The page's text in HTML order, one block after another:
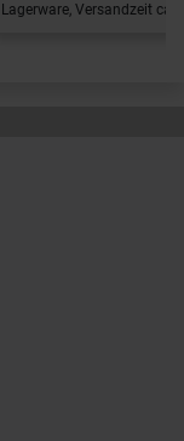
Lagerware, Versandzeit ca.